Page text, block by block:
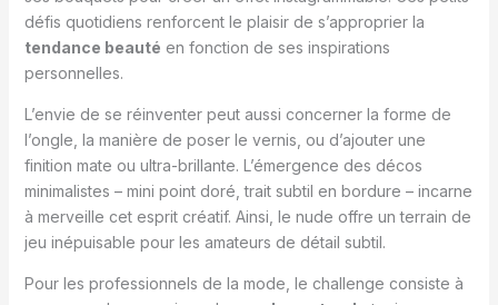
défis quotidiens renforcent le plaisir de s’approprier la
tendance beauté en fonction de ses inspirations
personnelles.
L’envie de se réinventer peut aussi concerner la forme de
l’ongle, la manière de poser le vernis, ou d’ajouter une
finition mate ou ultra-brillante. L’émergence des décos
minimalistes – mini point doré, trait subtil en bordure – incarne
à merveille cet esprit créatif. Ainsi, le nude offre un terrain de
jeu inépuisable pour les amateurs de détail subtil.
Pour les professionnels de la mode, le challenge consiste à